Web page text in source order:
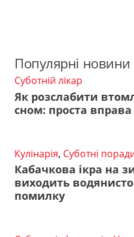
Популярні новини
Суботній лікар
Як розслабити
сном: проста
Кулінарія, Суботні
Кабачкова ікра на
виходить
помилку